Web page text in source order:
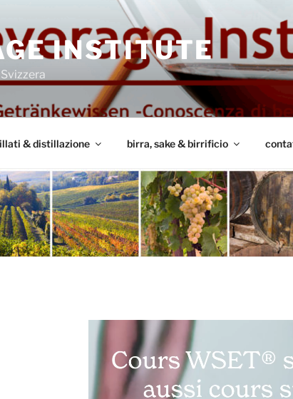
INSTITUTE
& distillazione birra, sake & birrificio
Video